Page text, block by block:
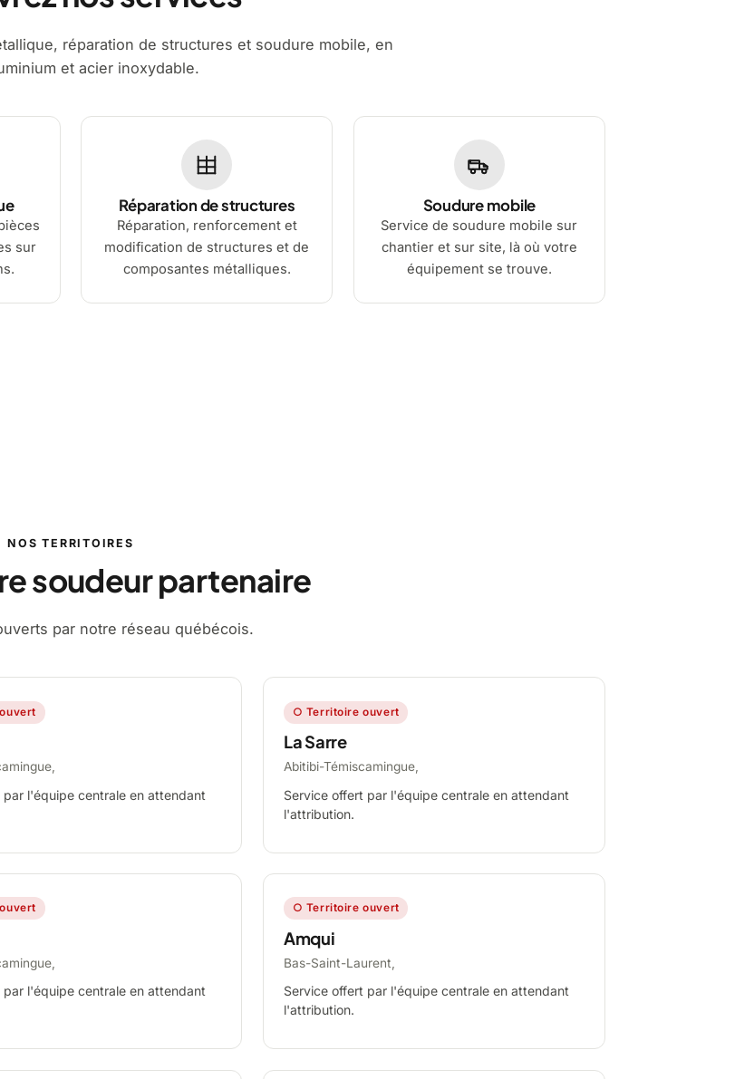
réparation de structures et soudure mobile, en
et acier inoxydable.
sur
Réparation de structures
Réparation, renforcement et
modification de structures et de
composantes métalliques.
Soudure mobile
Service de soudure mobile sur
chantier et sur site, là où votre
équipement se trouve.
NOS TERRITOIRES
soudeur partenaire
par notre réseau québécois.
par l'équipe centrale en attendant
○ Territoire ouvert
La Sarre
Abitibi-Témiscamingue,
Service offert par l'équipe centrale en attendant
l'attribution.
par l'équipe centrale en attendant
○ Territoire ouvert
Amqui
Bas-Saint-Laurent,
Service offert par l'équipe centrale en attendant
l'attribution.